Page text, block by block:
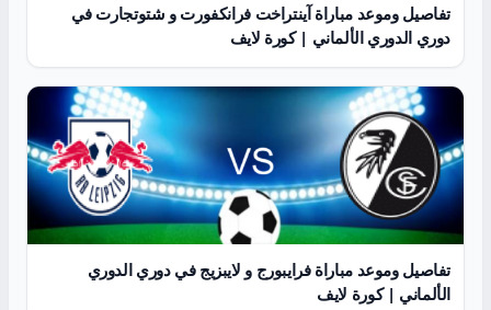
تفاصيل وموعد مباراة آينتراخت فرانكفورت و شتوتجارت في
دوري الدوري الألماني | كورة لايف
تفاصيل وموعد مباراة فرايبورج و لايبزيج في دوري الدوري
الألماني | كورة لايف